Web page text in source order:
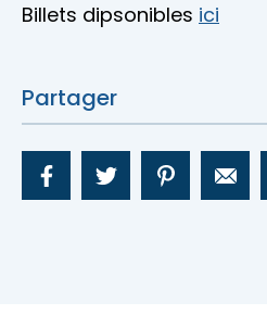
Billets dipsonibles ici
Partager